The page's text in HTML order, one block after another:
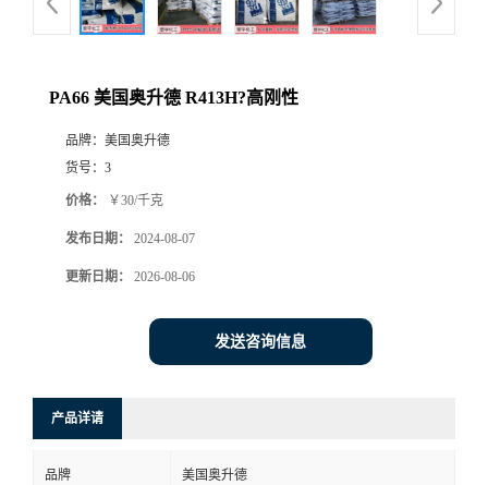
PA66 美国奥升德 R413H?高刚性
品牌： 美国奥升德
货号： 3
价格： ￥30/千克
发布日期： 2024-08-07
更新日期： 2026-08-06
发送咨询信息
产品详请
品牌 美国奥升德